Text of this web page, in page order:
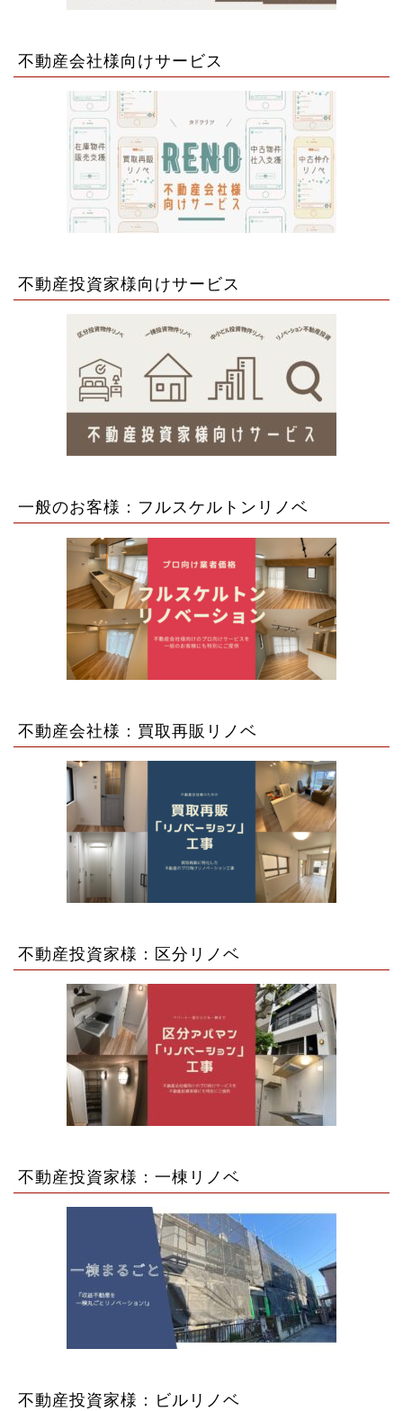
不動産会社様向けサービス
不動産投資家様向けサービス
一般のお客様：フルスケルトンリノベ
不動産会社様：買取再販リノベ
不動産投資家様：区分リノベ
不動産投資家様：一棟リノベ
不動産投資家様：ビルリノベ